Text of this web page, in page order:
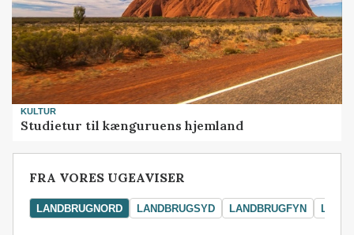
KULTUR
Studietur til kænguruens hjemland
FRA VORES UGEAVISER
LANDBRUGNORD LANDBRUGSYD LANDBRUGFYN